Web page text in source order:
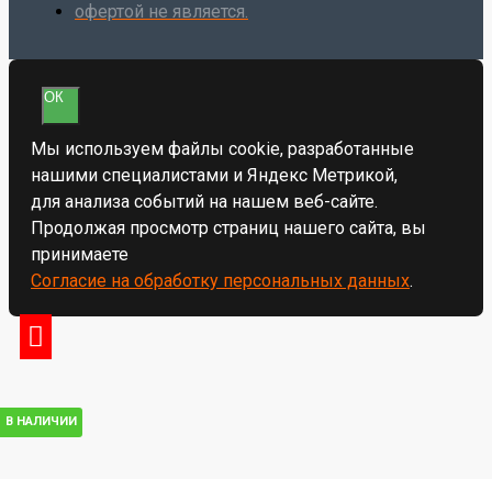
В НАЛИЧИИ
офертой не является.
ОК
Мы используем файлы cookie, разработанные
нашими специалистами и Яндекс Метрикой,
для анализа событий на нашем веб-сайте.
Продолжая просмотр страниц нашего сайта, вы
принимаете
Согласие на обработку персональных данных.